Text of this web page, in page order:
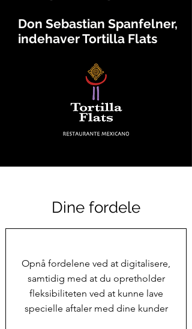
Don Sebastian Spanfelner,
indehaver Tortilla Flats
Dine fordele
Opnå fordelene ved at digitalisere,
samtidig med at du opretholder
fleksibiliteten ved at kunne lave
specielle aftaler med dine kunder